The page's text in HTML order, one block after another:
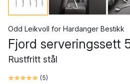
Odd Leikvoll for Hardanger Bestikk
Fjord serveringssett
Rustfritt stål
(5)